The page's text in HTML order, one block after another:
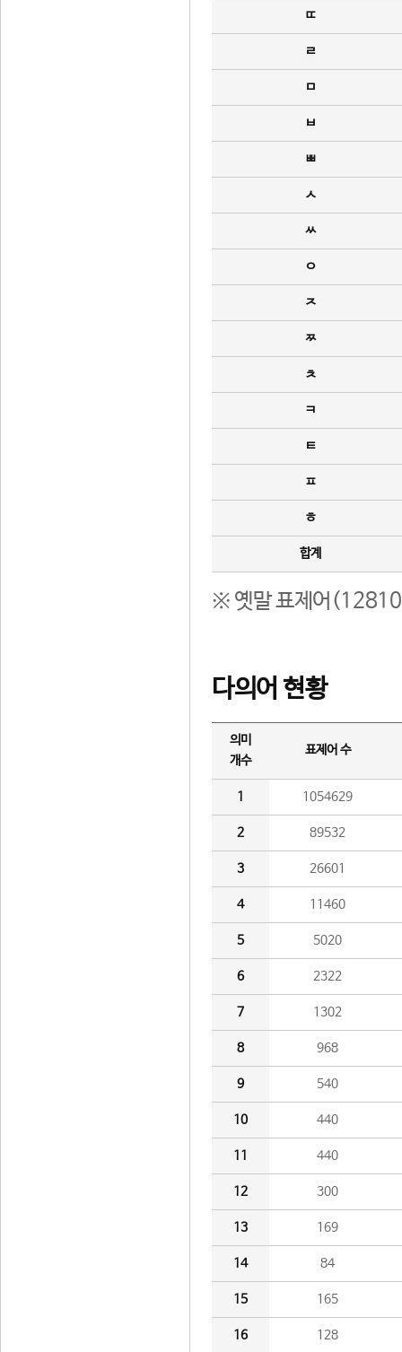
ㄸ
ㄹ
ㅁ
ㅂ
ㅃ
ㅅ
ㅆ
ㅇ
ㅈ
ㅉ
ㅊ
ㅋ
ㅌ
ㅍ
ㅎ
합계
※ 옛말 표제어(12810
다의어 현황
의미
개수
표제어 수
1 1054629
2 89532
3 26601
4 11460
5 5020
6 2322
7 1302
8 968
9 540
10 440
11 440
12 300
13 169
14 84
15 165
16 128